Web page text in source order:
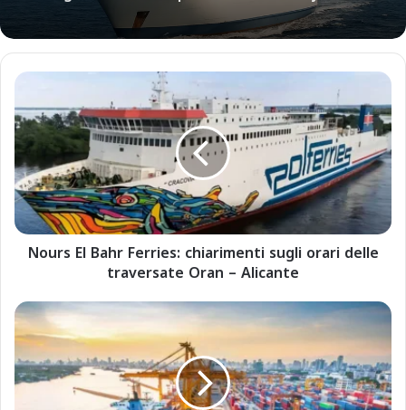
N
u
r
s
E
l
B
a
e
r
r
i
e
Nours El Bahr Ferries: chiarimenti sugli orari delle
traversate Oran – Alicante
I
P
o
r
t